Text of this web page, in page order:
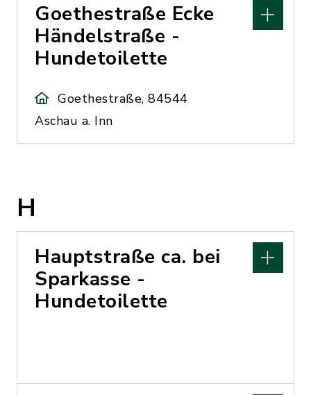
Goethestraße Ecke
Händelstraße -
Hundetoilette
Goethestraße, 84544
Aschau a. Inn
H
Hauptstraße ca. bei
Sparkasse -
Hundetoilette